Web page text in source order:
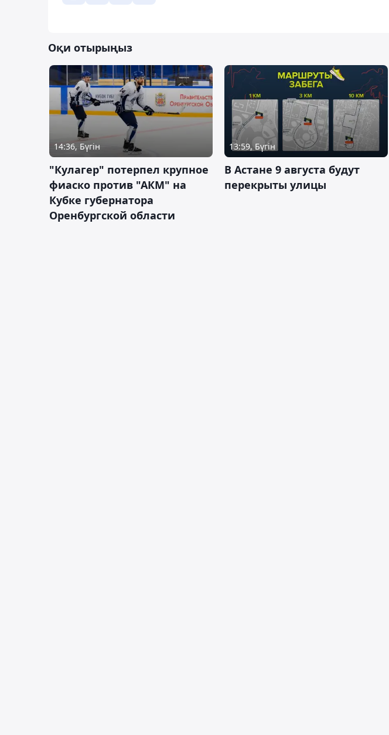
Оқи отырыңыз
14:36, Бүгін
"Кулагер" потерпел крупное
фиаско против "АКМ" на
Кубке губернатора
Оренбургской области
13:59, Бүгін
В Астане 9 августа будут
перекрыты улицы